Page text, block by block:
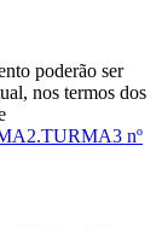
poderão ser
nos termos dos
nº